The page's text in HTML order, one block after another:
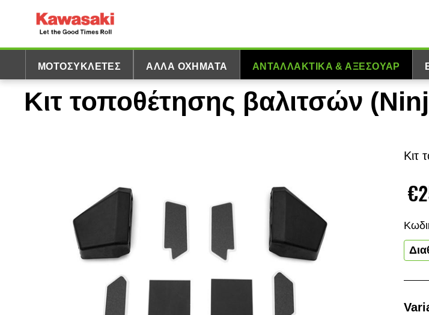
ΜΟΤΟΣΥΚΛΈΤΕΣ ΆΛΛΑ ΟΧΉΜΑΤΑ ΑΝΤΑΛΛΑΚΤΙΚΆ & ΑΞΕΣΟΥΆΡ
Κιτ τοποθέτησης βαλιτσών
Κιτ